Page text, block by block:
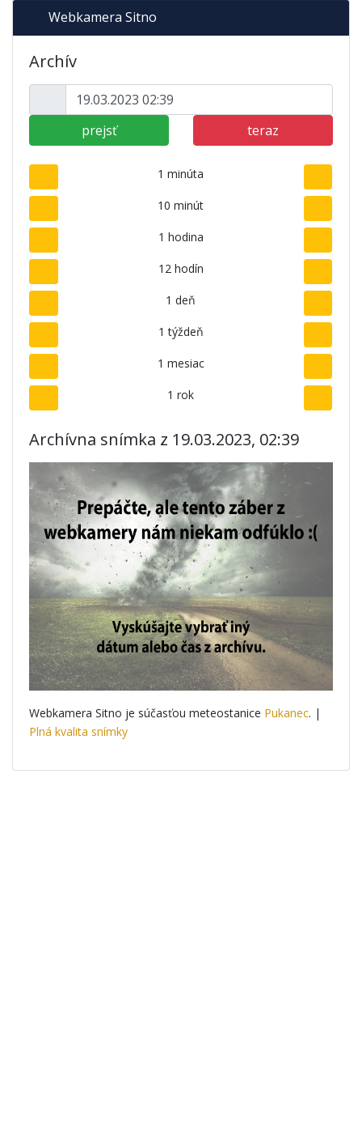
Webkamera Sitno
Archív
prejsť teraz
1 minúta
10 minút
1 hodina
12 hodín
1 deň
1 týždeň
1 mesiac
1 rok
Archívna snímka z 19.03.2023, 02:39
Webkamera Sitno je súčasťou meteostanice Pukanec. |
Plná kvalita snímky